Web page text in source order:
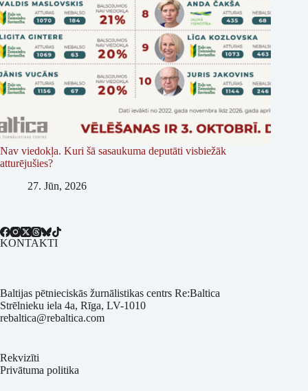
Nav viedokļa. Kuri šā sasaukuma deputāti visbiežāk
atturējušies?
27. Jūn, 2026
KONTAKTI
Baltijas pētnieciskās žurnālistikas centrs Re:Baltica
Strēlnieku iela 4a, Rīga, LV-1010
rebaltica@rebaltica.com
Rekvizīti
Privātuma politika